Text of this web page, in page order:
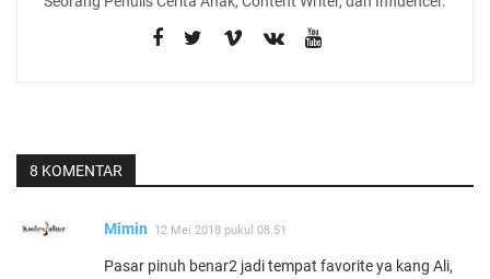
8 KOMENTAR
Mimin 12 Mei 2018 pukul 08.51
Pasar pinuh benar2 jadi tempat favorite ya kang Ali,